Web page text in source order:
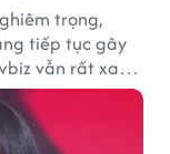
trọng,
tiếp tục gây
vẫn rất xa